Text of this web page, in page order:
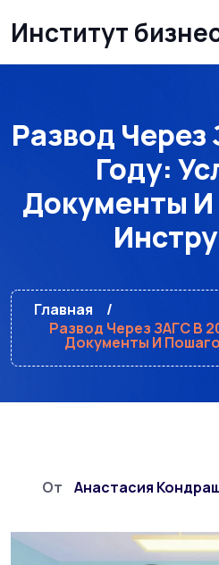
Институт
Развод
Году:
Документы
Главная
Развод Через ЗАГС В
Документы И
От Анастасия